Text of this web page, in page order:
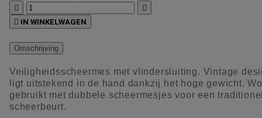


 IN WINKELWAGEN
Omschrijving
Veiligheidsscheermes met vlindersluiting. Vintage
ligt uitstekend in de hand dankzij het hoge gewicht.
gebruikt met dubbele scheermesjes voor een
scheerbeurt.